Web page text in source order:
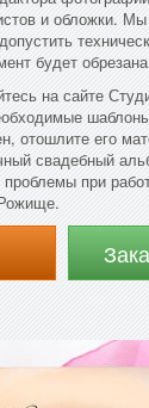
и обложки.
будет
на сайте
отошлите его
свадебный
при